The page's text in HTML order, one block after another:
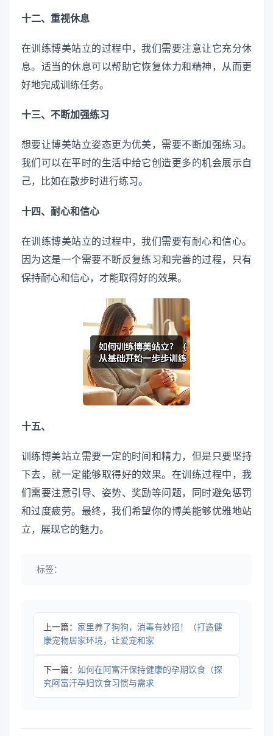
十二、重视休息
在训练博美站立的过程中，我们需要注意让它充分休
息。适当的休息可以帮助它恢复体力和精神，从而更
好地完成训练任务。
十三、不断加强练习
想要让博美站立姿态更为优美，需要不断加强练习。
我们可以在平时的生活中给它创造更多的机会展示自
己，比如在散步时进行练习。
十四、耐心和信心
在训练博美站立的过程中，我们需要有耐心和信心。
因为这是一个需要不断反复练习和完善的过程，只有
保持耐心和信心，才能取得好的效果。
十五、
训练博美站立需要一定的时间和精力，但是只要坚持
下去，就一定能够取得好的效果。在训练过程中，我
们需要注意引导、姿势、奖励等问题，同时避免惩罚
和过度疲劳。最终，我们希望你的博美能够优雅地站
立，展现它的魅力。
标签：
上一篇： 家里养了狗狗，消毒有妙招！（打造健
康宠物居家环境，让爱宠和家
下一篇： 如何在阿富汗保持健康的孕期饮食（探
究阿富汗孕妇饮食习惯与需求